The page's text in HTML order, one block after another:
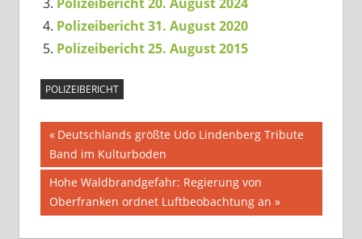
Polizeibericht 31. August 2020
Polizeibericht 25. August 2015
POLIZEIBERICHT
Beitragsnavigation
Vorheriger
Beitrag:
Deutschlands größte Udo Lindenberg Tribute
Band im Kulturboden
Nächster
Beitrag:
Hohe Waldbrandgefahr: Regierung von
Oberfranken ordnet Luftbeobachtung an